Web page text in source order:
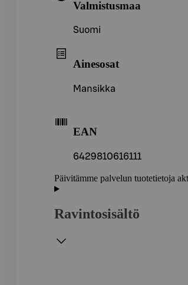
Valmistusmaa
Suomi
Ainesosat
Mansikka
EAN
6429810616111
Päivitämme palvelun tuotetietoja
Ravintosisältö